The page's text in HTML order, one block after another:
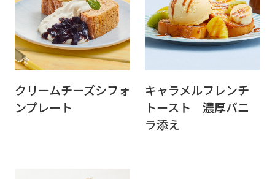
クリームチーズシフォ
ンプレート
キャラメルフレンチ
トースト 濃厚バニ
ラ添え